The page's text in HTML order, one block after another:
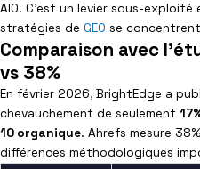
AIO. C’est un levier sous-
stratégies de GEO se
Comparaison avec
vs 38%
En février 2026, BrightEdge a
chevauchement de seulement
10 organique. Ahrefs mesure
différences méthodologiques